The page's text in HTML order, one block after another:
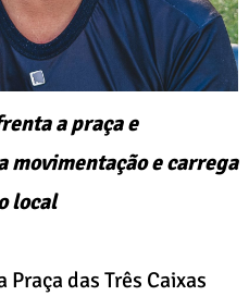
a praça e
movimentação e carrega
local
Praça das Três Caixas